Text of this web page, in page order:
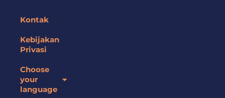
Kontak
Kebijakan
Privasi
Choose
your
language